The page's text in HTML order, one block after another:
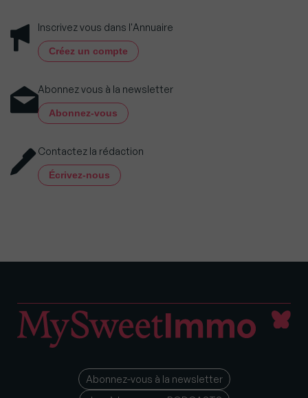
Inscrivez vous dans l'Annuaire
Créez un compte
Abonnez vous à la newsletter
Abonnez-vous
Contactez la rédaction
Écrivez-nous
Abonnez-vous à la newsletter